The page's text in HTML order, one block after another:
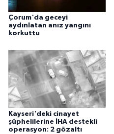
Çorum'da geceyi
aydınlatan anız yangını
korkuttu
Kayseri'deki cinayet
şüphelilerine İHA destekli
operasyon: 2 gözaltı